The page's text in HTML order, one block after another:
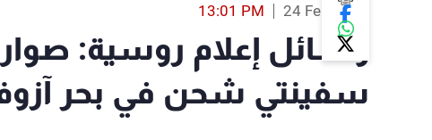
24 Feb 2022
13:01 PM
وسائل إعلام روسية:
سفينتي شحن في بحر